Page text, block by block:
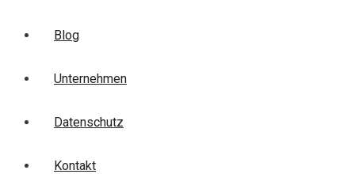
Blog
Unternehmen
Datenschutz
Kontakt